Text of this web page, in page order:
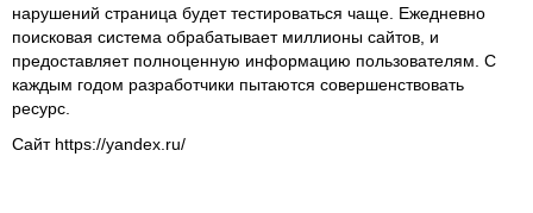
нарушений страница будет тестироваться чаще. Ежедневно
поисковая система обрабатывает миллионы сайтов, и
предоставляет полноценную информацию пользователям. С
каждым годом разработчики пытаются совершенствовать
ресурс.
Сайт https://yandex.ru/